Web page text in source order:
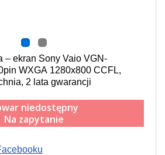
– ekran Sony Vaio VGN-
WXGA 1280x800 CCFL,
2 lata gwarancji
niedostępny
Na zapytanie